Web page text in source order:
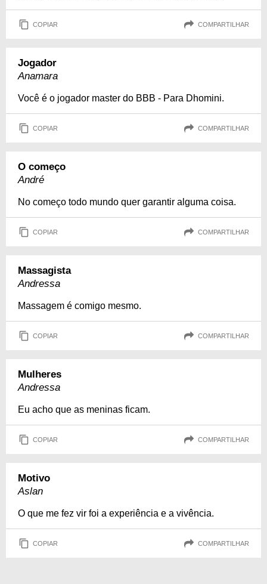
COPIAR COMPARTILHAR
Jogador
Anamara
Você é o jogador master do BBB - Para Dhomini.
COPIAR COMPARTILHAR
O começo
André
No começo todo mundo quer garantir alguma coisa.
COPIAR COMPARTILHAR
Massagista
Andressa
Massagem é comigo mesmo.
COPIAR COMPARTILHAR
Mulheres
Andressa
Eu acho que as meninas ficam.
COPIAR COMPARTILHAR
Motivo
Aslan
O que me fez vir foi a experiência e a vivência.
COPIAR COMPARTILHAR